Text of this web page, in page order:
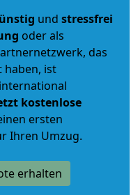
und stressfrei
oder als
das
haben, ist
kostenlose
ersten
Ihren Umzug.
erhalten